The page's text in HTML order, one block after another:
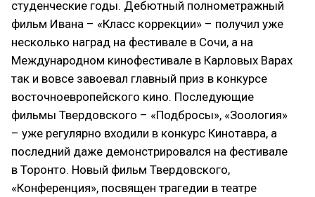
студенческие годы. Дебютный полнометражный
фильм Ивана – «Класс коррекции» – получил уже
несколько наград на фестивале в Сочи, а на
Международном кинофестивале в Карловых Варах
так и вовсе завоевал главный приз в конкурсе
восточноевропейского кино. Последующие
фильмы Твердовского – «Подбросы», «Зоология»
– уже регулярно входили в конкурс Кинотавра, а
последний даже демонстрировался на фестивале
в Торонто. Новый фильм Твердовского,
«Конференция», посвящен трагедии в театре